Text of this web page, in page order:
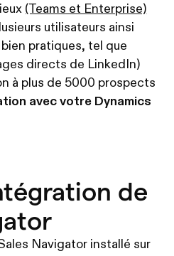
(Teams et Enterprise)
utilisateurs ainsi
pratiques, tel que
directs de LinkedIn)
à plus de 5000 prospects
avec votre Dynamics
de
Navigator installé sur